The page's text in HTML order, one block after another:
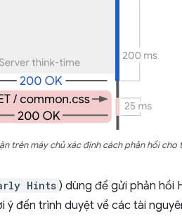
trên máy chủ xác định cách phản hồi cho
Hints ) dùng để gửi phản hồi
đến trình duyệt về các tài